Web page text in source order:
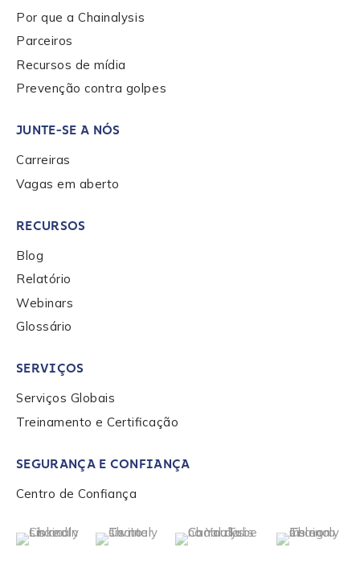
Organization Type
How did you hear about us?
to send you information on Chainalysis products,
services, events, and news. Your personal data will
Submit
Por que a Chainalysis
Parceiros
Recursos de mídia
Prevenção contra golpes
JUNTE-SE A NÓS
Carreiras
Vagas em aberto
RECURSOS
Blog
Relatório
Webinars
Glossário
SERVIÇOS
Serviços Globais
Treinamento e Certificação
SEGURANÇA E CONFIANÇA
Centro de Confiança